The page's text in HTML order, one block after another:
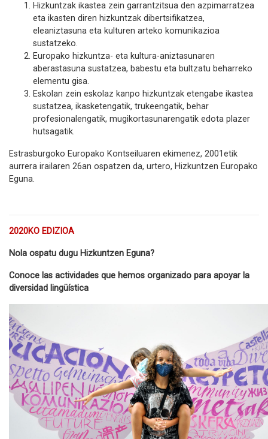
Hizkuntzak ikastea zein garrantzitsua den azpimarratzea
eta ikasten diren hizkuntzak dibertsifikatzea,
eleaniztasuna eta kulturen arteko komunikazioa
sustatzeko.
Europako hizkuntza- eta kultura-aniztasunaren
aberastasuna sustatzea, babestu eta bultzatu beharreko
elementu gisa.
Eskolan zein eskolaz kanpo hizkuntzak etengabe ikastea
sustatzea, ikasketengatik, trukeengatik, behar
profesionalengatik, mugikortasunarengatik edota plazer
hutsagatik.
Estrasburgoko Europako Kontseiluaren ekimenez, 2001etik
aurrera irailaren 26an ospatzen da, urtero, Hizkuntzen Europako
Eguna.
2020KO EDIZIOA
Nola ospatu dugu Hizkuntzen Eguna?
Conoce las actividades que hemos organizado para apoyar la
diversidad lingüística